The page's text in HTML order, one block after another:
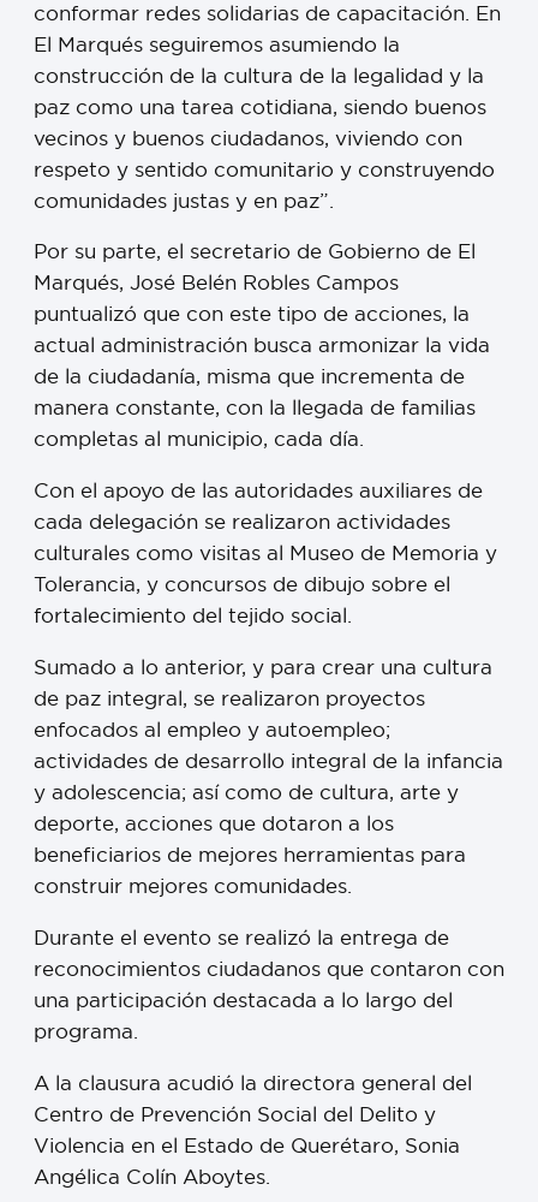
conformar redes solidarias de capacitación. En
El Marqués seguiremos asumiendo la
construcción de la cultura de la legalidad y la
paz como una tarea cotidiana, siendo buenos
vecinos y buenos ciudadanos, viviendo con
respeto y sentido comunitario y construyendo
comunidades justas y en paz”.
Por su parte, el secretario de Gobierno de El
Marqués, José Belén Robles Campos
puntualizó que con este tipo de acciones, la
actual administración busca armonizar la vida
de la ciudadanía, misma que incrementa de
manera constante, con la llegada de familias
completas al municipio, cada día.
Con el apoyo de las autoridades auxiliares de
cada delegación se realizaron actividades
culturales como visitas al Museo de Memoria y
Tolerancia, y concursos de dibujo sobre el
fortalecimiento del tejido social.
Sumado a lo anterior, y para crear una cultura
de paz integral, se realizaron proyectos
enfocados al empleo y autoempleo;
actividades de desarrollo integral de la infancia
y adolescencia; así como de cultura, arte y
deporte, acciones que dotaron a los
beneficiarios de mejores herramientas para
construir mejores comunidades.
Durante el evento se realizó la entrega de
reconocimientos ciudadanos que contaron con
una participación destacada a lo largo del
programa.
A la clausura acudió la directora general del
Centro de Prevención Social del Delito y
Violencia en el Estado de Querétaro, Sonia
Angélica Colín Aboytes.